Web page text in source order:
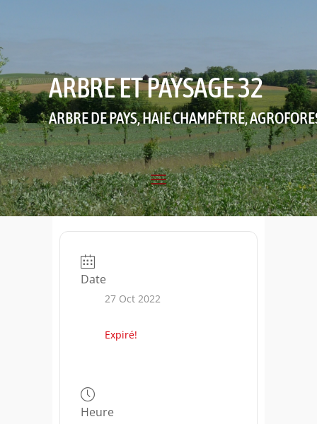
ARBRE ET PAYSAGE 32
ARBRE DE PAYS, HAIE CHAMPÊTRE,
Date
27 Oct 2022
Expiré!
Heure